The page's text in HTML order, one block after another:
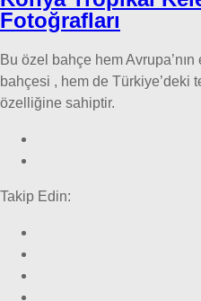
Fotoğrafları
Bu özel bahçe hem
bahçesi , hem de Türkiye’deki
özelliğine sahiptir.
Takip Edin: